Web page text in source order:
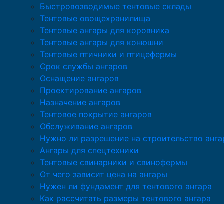
Быстровозводимые тентовые склады
Тентовые овощехранилища
Тентовые ангары для коровника
Тентовые ангары для конюшни
Тентовые птичники и птицефермы
Срок службы ангаров
Оснащение ангаров
Проектирование ангаров
Назначение ангаров
Тентовое покрытие ангаров
Обслуживание ангаров
Нужно ли разрешение на строительство
Ангары для спецтехники
Тентовые свинарники и свинофермы
От чего зависит цена на ангары
Нужен ли фундамент для тентового ангара
Как рассчитать размеры тентового ангара